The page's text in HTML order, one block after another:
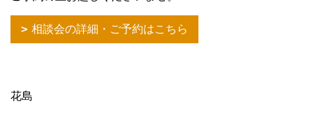
相談会の詳細・ご予約はこちら
花島